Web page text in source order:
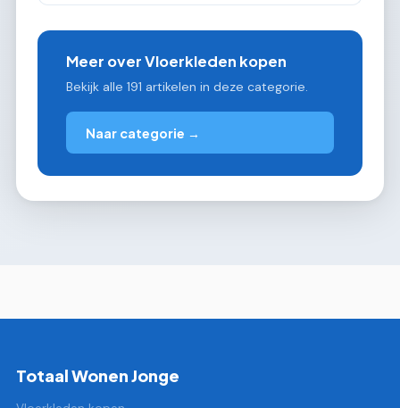
Meer over Vloerkleden kopen
Bekijk alle 191 artikelen in deze categorie.
Naar categorie →
Totaal Wonen Jonge